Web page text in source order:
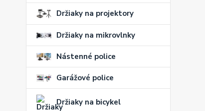
Držiaky na projektory
Držiaky na mikrovlnky
Nástenné police
Garážové police
Držiaky na bicykel